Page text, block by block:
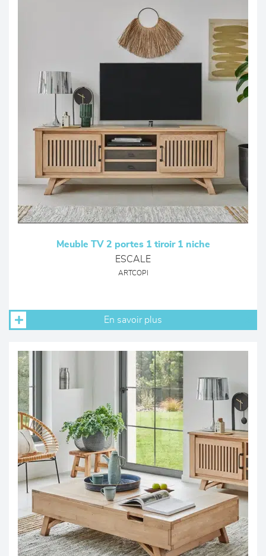
Meuble TV 2 portes 1 tiroir 1 niche
ESCALE
ARTCOPI
En savoir plus